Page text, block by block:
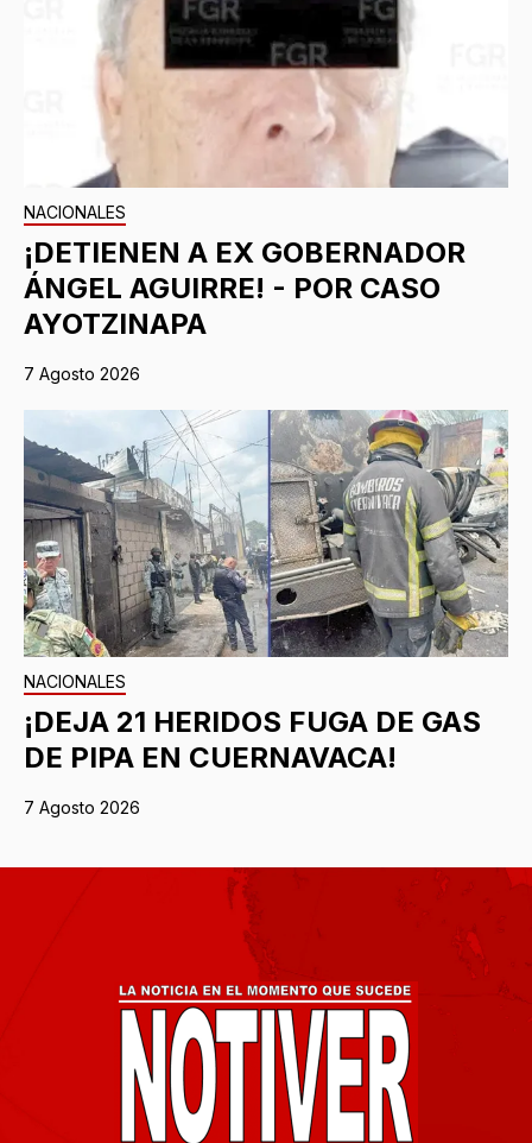
NACIONALES
¡DETIENEN A EX GOBERNADOR
ÁNGEL AGUIRRE! - POR CASO
AYOTZINAPA
7 Agosto 2026
NACIONALES
¡DEJA 21 HERIDOS FUGA DE GAS
DE PIPA EN CUERNAVACA!
7 Agosto 2026